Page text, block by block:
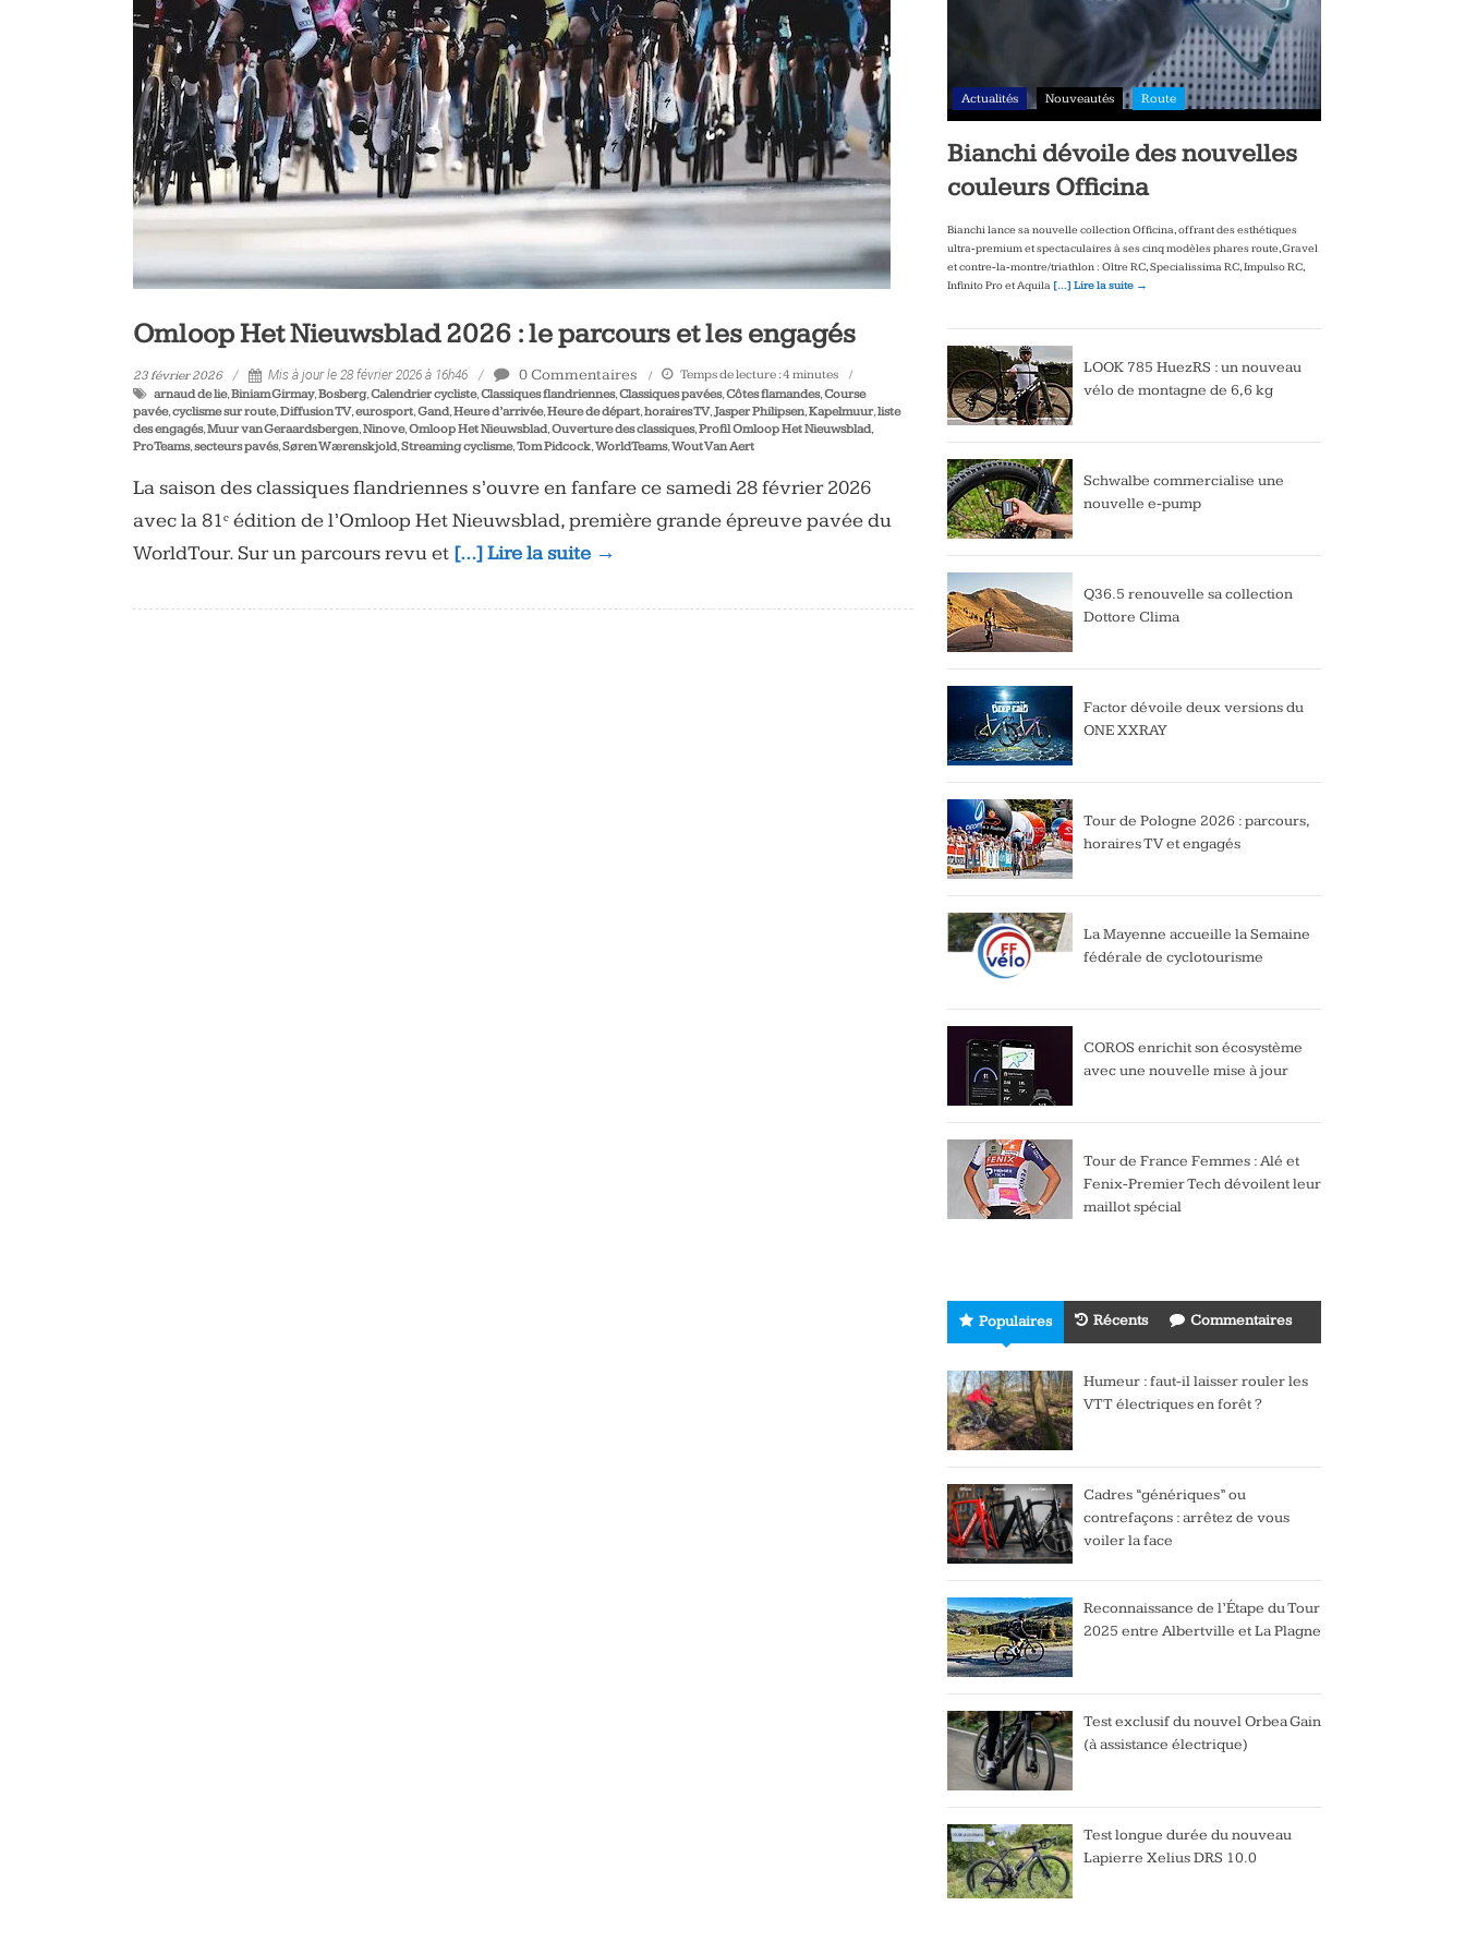
vélo
triathlon
Omloop Het Nieuwsblad 2026 : le parcours et les engagés
23 février 2026 Mis à jour le 28 février 2026 à 16h46 0 Commentaires Temps de lecture :4 minutes
arnaud de lie,Biniam Girmay,Bosberg,Calendrier cycliste,Classiques flandriennes,Classiques pavées,Côtes flamandes,Course
pavée,cyclisme sur route,Diffusion TV,eurosport,Gand,Heure d’arrivée,Heure de départ,horaires TV,Jasper Philipsen,Kapelmuur,liste
des engagés,Muur van Geraardsbergen,Ninove,Omloop Het Nieuwsblad,Ouverture des classiques,Profil Omloop Het Nieuwsblad,
ProTeams,secteurs pavés,Søren Wærenskjold,Streaming cyclisme,Tom Pidcock,WorldTeams,Wout Van Aert
La saison des classiques flandriennes s’ouvre en fanfare ce samedi 28 février 2026
avec la 81ᵉ édition de l’Omloop Het Nieuwsblad, première grande épreuve pavée du
WorldTour. Sur un parcours revu et […] Lire la suite →
Actualités Nouveautés Route
Bianchi dévoile des nouvelles
couleurs Officina
Bianchi lance sa nouvelle collection Officina, offrant des esthétiques
ultra‑premium et spectaculaires à ses cinq modèles phares route, Gravel
et contre‑la‑montre/triathlon : Oltre RC, Specialissima RC, Impulso RC,
Infinito Pro et Aquila […] Lire la suite →
LOOK 785 HuezRS : un nouveau
vélo de montagne de 6,6 kg
Schwalbe commercialise une
nouvelle e-pump
Q36.5 renouvelle sa collection
Dottore Clima
Factor dévoile deux versions du
ONE XXRAY
Tour de Pologne 2026 : parcours,
horaires TV et engagés
La Mayenne accueille la Semaine
fédérale de cyclotourisme
COROS enrichit son écosystème
avec une nouvelle mise à jour
Tour de France Femmes : Alé et
Fenix-Premier Tech dévoilent leur
maillot spécial
Populaires Récents Commentaires
Humeur : faut-il laisser rouler les
VTT électriques en forêt ?
Cadres “génériques” ou
contrefaçons : arrêtez de vous
voiler la face
Reconnaissance de l’Étape du Tour
2025 entre Albertville et La Plagne
Test exclusif du nouvel Orbea Gain
(à assistance électrique)
Test longue durée du nouveau
Lapierre Xelius DRS 10.0